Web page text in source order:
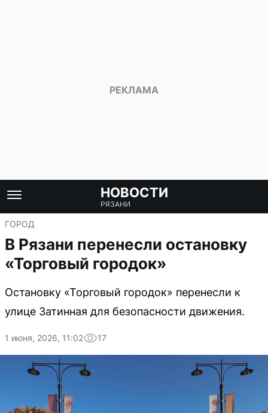
НОВОСТИ
РЯЗАНИ
ГОРОД
В Рязани перенесли остановку
«Торговый городок»
Остановку «Торговый городок» перенесли к
улице Затинная для безопасности движения.
1 июня, 2026, 11:02 17